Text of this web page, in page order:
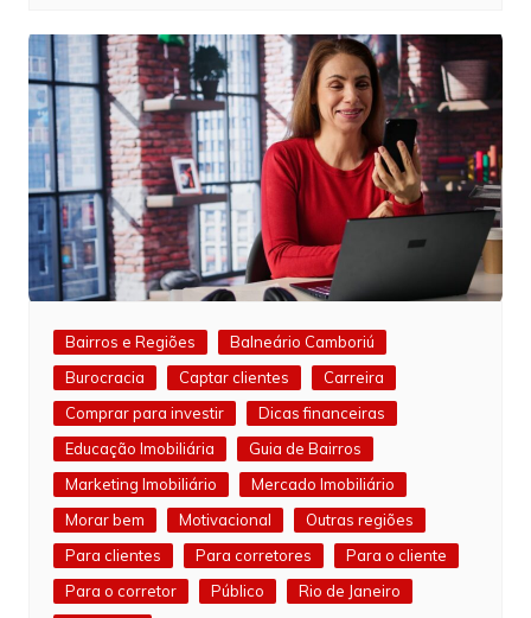
Bairros e Regiões
Balneário Camboriú
Burocracia
Captar clientes
Carreira
Comprar para investir
Dicas financeiras
Educação Imobiliária
Guia de Bairros
Marketing Imobiliário
Mercado Imobiliário
Morar bem
Motivacional
Outras regiões
Para clientes
Para corretores
Para o cliente
Para o corretor
Público
Rio de Janeiro